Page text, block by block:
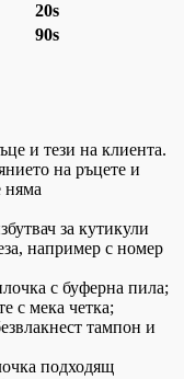
20s
90s
и тези на клиента.
на ръцете и
няма
за кутикули
например с номер
с буферна пила;
с мека четка;
тампон и
подходящ